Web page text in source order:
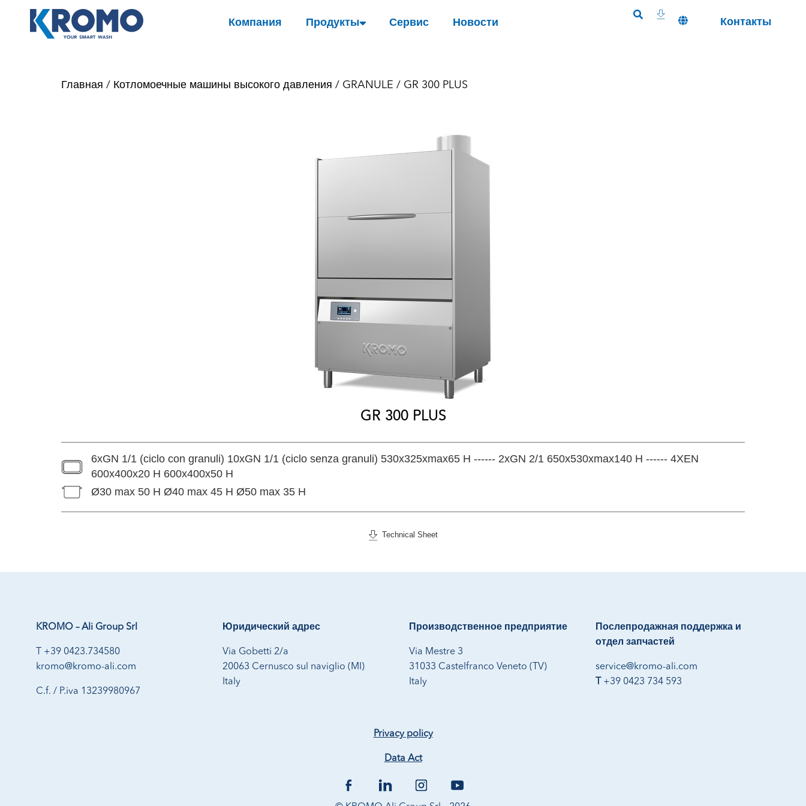
Компания Продукты Сервис Новости Контакты
Главная / Котломоечные машины высокого давления / GRANULE / GR 300 PLUS
GR 300 PLUS
6xGN 1/1 (ciclo con granuli) 10xGN 1/1 (ciclo senza granuli) 530x325xmax65 H ------ 2xGN 2/1 650x530xmax140 H ------ 4XEN
600x400x20 H 600x400x50 H
Ø30 max 50 H Ø40 max 45 H Ø50 max 35 H
Technical Sheet
KROMO – Ali Group Srl
T +39 0423.734580
kromo@kromo-ali.com
C.f. / P.iva 13239980967
Юридический адрес
Via Gobetti 2/a
20063 Cernusco sul naviglio (MI)
Italy
Производственное предприятие
Via Mestre 3
31033 Castelfranco Veneto (TV)
Italy
Послепродажная поддержка и
отдел запчастей
service@kromo-ali.com
T +39 0423 734 593
Privacy policy
Data Act